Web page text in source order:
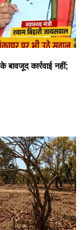
कार्रवाई नहीं;